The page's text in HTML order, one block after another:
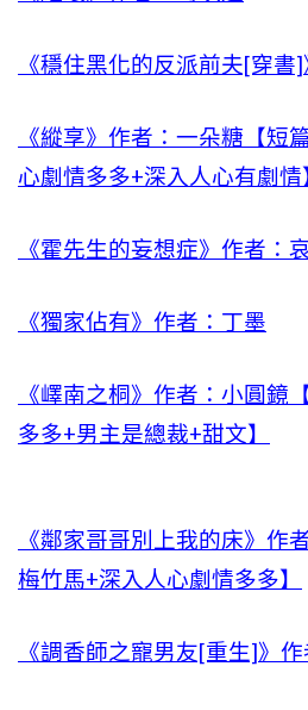
《穩住黑化的反派前夫[穿書
《縱享》作者：一朵糖【短
心劇情多多+深入人心有劇情
《霍先生的妄想症》作者：
《獨家佔有》作者：丁墨
《嶧南之桐》作者：小圓鏡
多多+男主是總裁+甜文】
《鄰家哥哥別上我的床》作
梅竹馬+深入人心劇情多多】
《調香師之寵男友[重生]》